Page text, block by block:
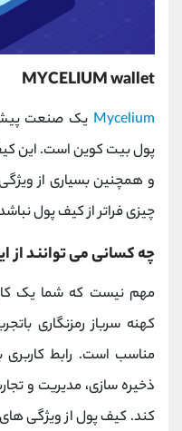
MYCELIUM wallet
Mycelium یک صنعت
پول بیت کوین است. این
و همچنین بسیاری از
چیزی فراتر از کیف پول
چه کسانی می توانند از
مهم نیست که شما یک
مناسب است. رابط
ذخیره سازی، مدیریت و
کند. کیف پول از ویژگی